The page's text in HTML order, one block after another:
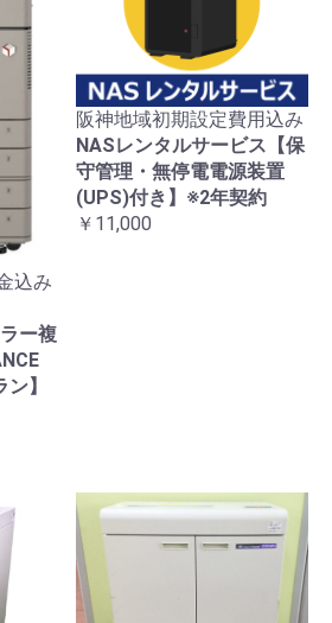
込み
ー複
】
阪神地域初期設定費用込み
NASレンタルサービス【保
守管理・無停電電源装置
(UPS)付き】※2年契約
￥11,000